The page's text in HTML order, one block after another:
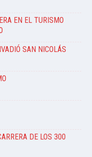
EN EL TURISMO
SAN NICOLÁS
DE LOS 300